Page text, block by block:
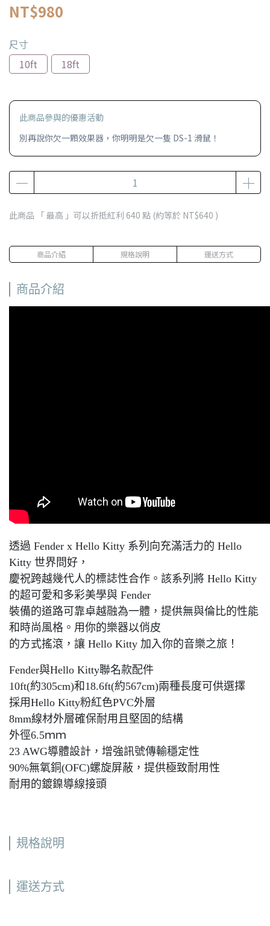
NT$980
尺寸
10ft
18ft
此商品參與的優惠活動
別再說你欠一顆效果器，你明明是欠一隻 DS-1 滑鼠！
此商品 「 最高 」可以折抵紅利 640 點 (約等於 NT$640 )
商品介紹 規格說明 運送方式
商品介紹
透過 Fender x Hello Kitty 系列向充滿活力的 Hello
Kitty 世界問好，
慶祝跨越幾代人的標誌性合作。該系列將 Hello Kitty
的超可愛和多彩美學與 Fender
裝備的道路可靠卓越融為一體，提供無與倫比的性能
和時尚風格。用你的樂器以俏皮
的方式搖滾，讓 Hello Kitty 加入你的音樂之旅！
Fender與Hello Kitty聯名款配件
10ft(約305cm)和18.6ft(約567cm)兩種長度可供選擇
採用Hello Kitty粉紅色PVC外層
8mm線材外層確保耐用且堅固的結構
外徑6.5ｍｍ
23 AWG導體設計，增強訊號傳輸穩定性
90%無氧銅(OFC)螺旋屏蔽，提供極致耐用性
耐用的鍍鎳導線接頭
規格說明
運送方式